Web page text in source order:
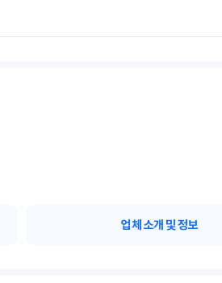
업체 소개 및 정보